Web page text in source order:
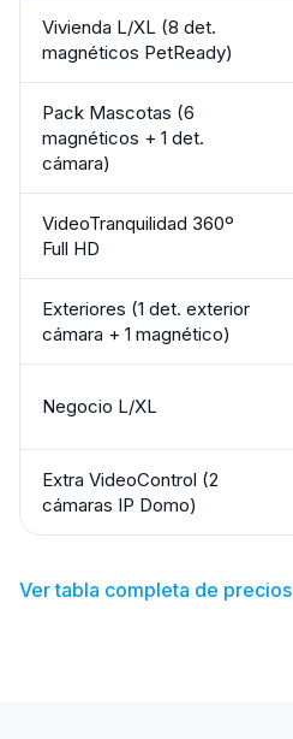
Vivienda L/XL (8 det.
magnéticos PetReady)
Pack Mascotas (6
magnéticos + 1 det.
cámara)
VideoTranquilidad 360º
Full HD
Exteriores (1 det. exterior
cámara + 1 magnético)
Negocio L/XL
Extra VideoControl (2
cámaras IP Domo)
Ver tabla completa de precios